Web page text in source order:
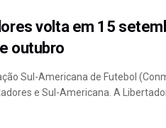
volta em 15
outubro
Sul-Americana de Futebol
e Sul-Americana. A